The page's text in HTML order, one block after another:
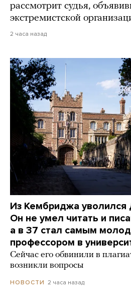
рассмотрит судья,
экстремистской
2 часа назад
Из Кембриджа
Он не умел читать и
а в 37 стал самым
профессором в
Сейчас его обвинили в
возникли вопросы
НОВОСТИ 2 часа назад